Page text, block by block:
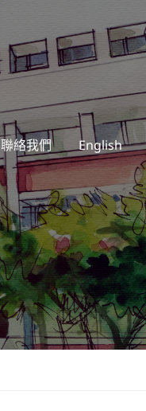
聯絡我們 English